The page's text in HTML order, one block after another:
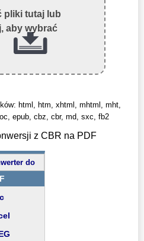
pliki tutaj lub
aby wybrać
html, htm, xhtml, mhtml, mht,
epub, cbz, cbr, md, sxc, fb2
z CBR na PDF
do